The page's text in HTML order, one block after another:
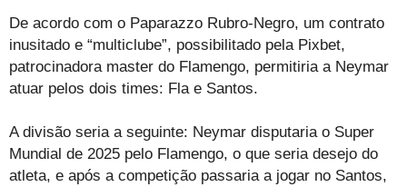
De acordo com o Paparazzo Rubro-Negro, um contrato
inusitado e “multiclube”, possibilitado pela Pixbet,
patrocinadora master do Flamengo, permitiria a Neymar
atuar pelos dois times: Fla e Santos.
A divisão seria a seguinte: Neymar disputaria o Super
Mundial de 2025 pelo Flamengo, o que seria desejo do
atleta, e após a competição passaria a jogar no Santos,